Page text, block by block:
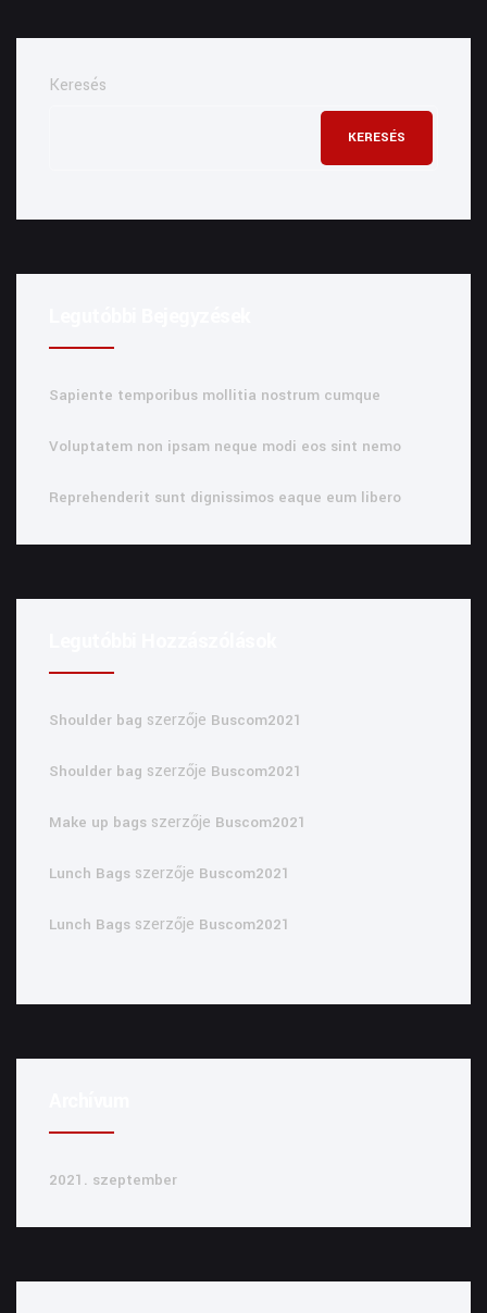
Keresés
KERESÉS
Sapiente temporibus mollitia nostrum cumque
Voluptatem non ipsam neque modi eos sint nemo
Reprehenderit sunt dignissimos eaque eum libero
Shoulder bag szerzője Buscom2021
Shoulder bag szerzője Buscom2021
Make up bags szerzője Buscom2021
Lunch Bags szerzője Buscom2021
Lunch Bags szerzője Buscom2021
2021. szeptember